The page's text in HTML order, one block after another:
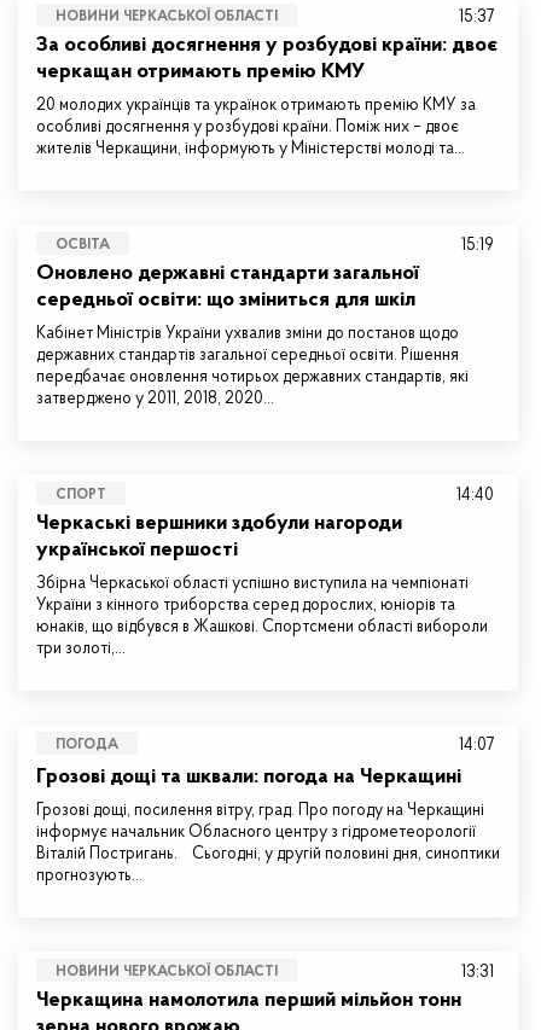
НОВИНИ ЧЕРКАСЬКОЇ ОБЛАСТІ
За особливі досягнення у розбудові країни: двоє
черкащан отримають премію КМУ
20 молодих українців та українок отримають премію КМУ за
особливі досягнення у розбудові країни. Поміж них – двоє
жителів Черкащини, інформують у Міністерстві молоді та…
15:37
ОСВІТА
Оновлено державні стандарти загальної
середньої освіти: що зміниться для шкіл
Кабінет Міністрів України ухвалив зміни до постанов щодо
державних стандартів загальної середньої освіти. Рішення
передбачає оновлення чотирьох державних стандартів, які
затверджено у 2011, 2018, 2020…
15:19
СПОРТ
Черкаські вершники здобули нагороди
української першості
Збірна Черкаської області успішно виступила на чемпіонаті
України з кінного триборства серед дорослих, юніорів та
юнаків, що відбувся в Жашкові. Спортсмени області вибороли
три золоті,…
14:40
ПОГОДА
Грозові дощі та шквали: погода на Черкащині
Грозові дощі, посилення вітру, град. Про погоду на Черкащині
інформує начальник Обласного центру з гідрометеорології
Віталій Постригань. Сьогодні, у другій половині дня, синоптики
прогнозують…
14:07
НОВИНИ ЧЕРКАСЬКОЇ ОБЛАСТІ
Черкащина намолотила перший мільйон тонн
13:31